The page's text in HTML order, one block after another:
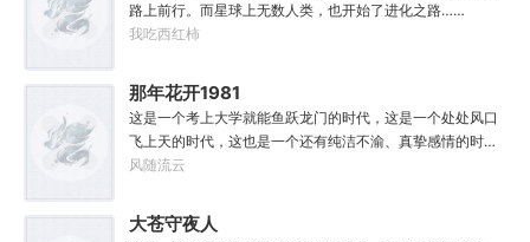
路上前行。而星球上无数人类，也开始了进化之路……
我吃西红柿
那年花开1981
这是一个考上大学就能鱼跃龙门的时代，这是一个处处风口
飞上天的时代，这也是一个还有纯洁不渝、真挚感情的时
代；只不过李野刚刚来到这个时代，却被劝着放弃高考进厂
冲刺型选手会考不上？那岂不是辜负了那么多年体育老师的
教导？”
风随流云
大苍守夜人